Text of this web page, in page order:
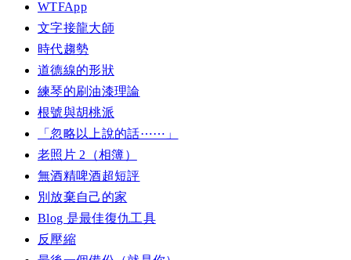
WTFApp
文字接龍大師
時代趨勢
道德線的形狀
練琴的刷油漆理論
根號與胡桃派
「忽略以上說的話⋯⋯」
老照片 2（相簿）
無酒精啤酒超短評
別放棄自己的家
Blog 是最佳復仇工具
反壓縮